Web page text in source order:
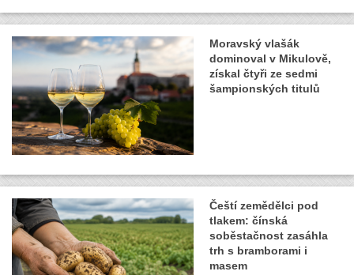
Moravský vlašák
dominoval v Mikulově,
získal čtyři ze sedmi
šampionských titulů
Čeští zemědělci pod
tlakem: čínská
soběstačnost zasáhla
trh s bramborami i
masem